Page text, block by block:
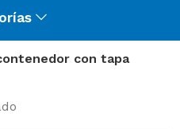
con tapa